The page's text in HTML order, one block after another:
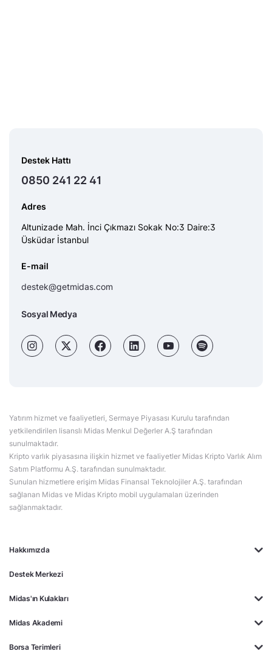
Hakkımızda
Destek Merkezi
Midas'ın Kulakları
Midas Akademi
Borsa Terimleri
Destek Hattı
0850 241 22 41
Adres
Altunizade Mah. İnci Çıkmazı Sokak No:3 Daire:3
Üsküdar İstanbul
E-mail
destek@getmidas.com
Sosyal Medya
Yatırım hizmet ve faaliyetleri, Sermaye Piyasası Kurulu tarafından
yetkilendirilen lisanslı Midas Menkul Değerler A.Ş tarafından
sunulmaktadır.
Kripto varlık piyasasına ilişkin hizmet ve faaliyetler Midas Kripto Varlık Alım
Satım Platformu A.Ş. tarafından sunulmaktadır.
Sunulan hizmetlere erişim Midas Finansal Teknolojiler A.Ş. tarafından
sağlanan Midas ve Midas Kripto mobil uygulamaları üzerinden
sağlanmaktadır.